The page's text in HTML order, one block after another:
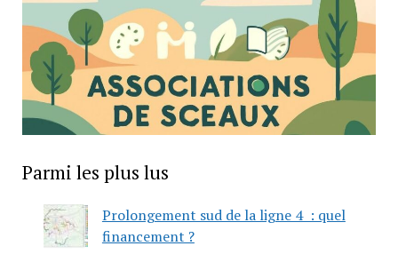
Parmi les plus lus
Prolongement sud de la ligne 4 : quel
financement ?